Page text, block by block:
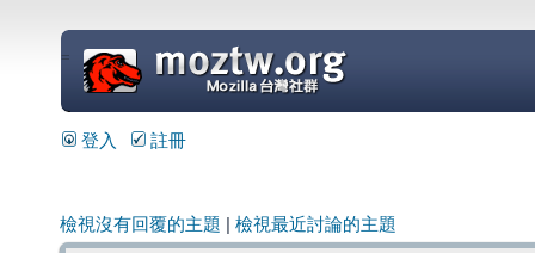
=
登入 註冊
檢視沒有回覆的主題 檢視最近討論的主題